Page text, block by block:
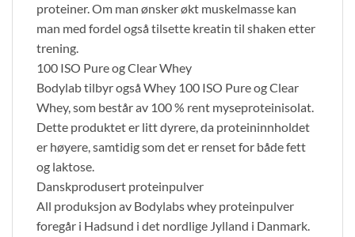
proteiner. Om man ønsker økt muskelmasse kan
man med fordel også tilsette kreatin til shaken etter
trening.
100 ISO Pure og Clear Whey
Bodylab tilbyr også Whey 100 ISO Pure og Clear
Whey, som består av 100 % rent myseproteinisolat.
Dette produktet er litt dyrere, da proteininnholdet
er høyere, samtidig som det er renset for både fett
og laktose.
Danskprodusert proteinpulver
All produksjon av Bodylabs whey proteinpulver
foregår i Hadsund i det nordlige Jylland i Danmark.